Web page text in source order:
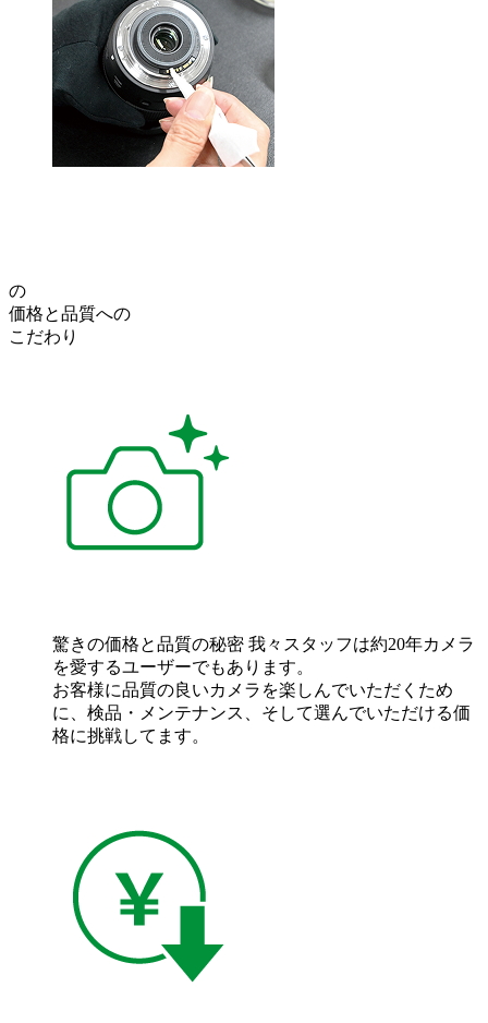
の
価格と品質への
こだわり
驚きの価格と品質の秘密 我々スタッフは約20年カメラ
を愛するユーザーでもあります。
お客様に品質の良いカメラを楽しんでいただくため
に、検品・メンテナンス、そして選んでいただける価
格に挑戦してます。